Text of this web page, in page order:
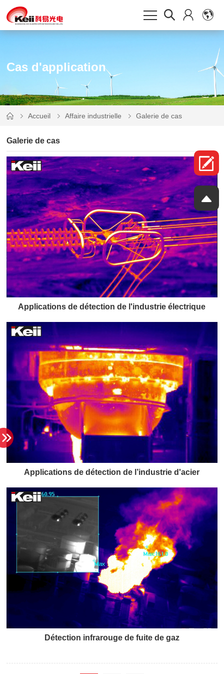
Cas d'application
Accueil Affaire industrielle Galerie de cas
Galerie de cas
Applications de détection de l'industrie électrique
Applications de détection de l’industrie d'acier
Détection infrarouge de fuite de gaz